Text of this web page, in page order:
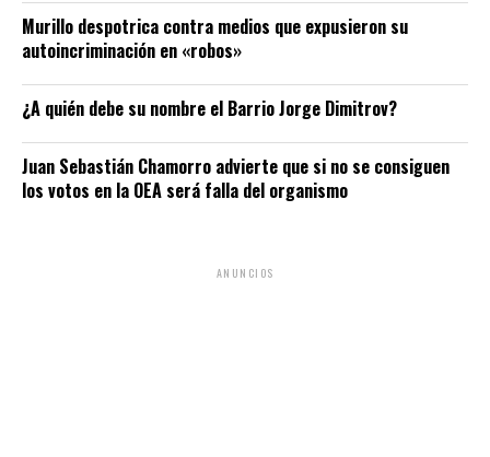
Murillo despotrica contra medios que expusieron su
autoincriminación en «robos»
¿A quién debe su nombre el Barrio Jorge Dimitrov?
Juan Sebastián Chamorro advierte que si no se consiguen
los votos en la OEA será falla del organismo
ANUNCIOS